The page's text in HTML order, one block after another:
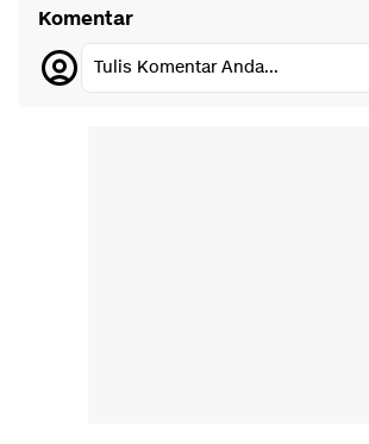
Komentar
Tulis Komentar Anda...